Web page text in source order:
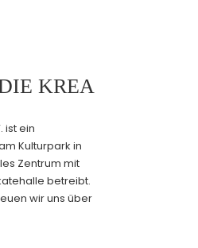
KREA
ist ein
Kulturpark in
Zentrum mit
betreibt.
wir uns über